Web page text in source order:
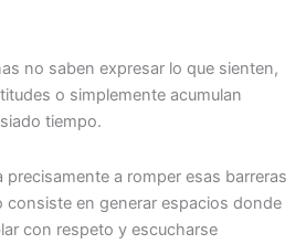
no saben expresar lo que sienten,
o simplemente acumulan
tiempo.
precisamente a romper esas barreras
consiste en generar espacios donde
con respeto y escucharse